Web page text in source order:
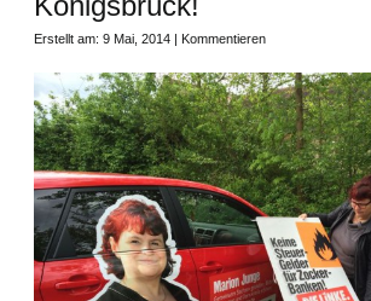
Erstellt am: 9 Mai, 2014 | Kommentieren